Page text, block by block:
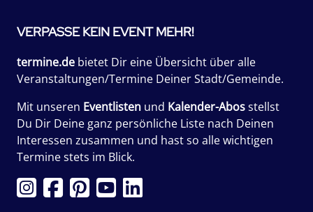
VERPASSE KEIN EVENT MEHR!
termine.de bietet Dir eine Übersicht über alle
Veranstaltungen/Termine Deiner Stadt/Gemeinde.
Mit unseren Eventlisten und Kalender-Abosstellst
Du Dir Deine ganz persönliche Liste nach Deinen
Interessen zusammen und hast so alle wichtigen
Termine stets im Blick.